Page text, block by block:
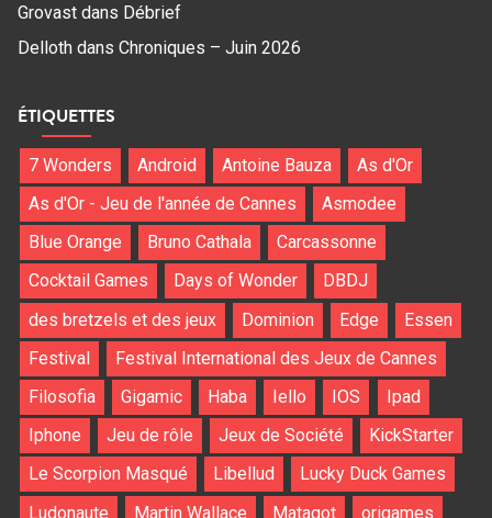
Grovast dans Débrief
Delloth dans Chroniques – Juin 2026
ÉTIQUETTES
7 Wonders Android Antoine Bauza
As d'Or
As d'Or - Jeu de l'année de Cannes
Asmodee
Blue Orange
Bruno Cathala
Carcassonne
Cocktail Games
Days of Wonder
DBDJ
des bretzels et des jeux
Dominion Edge
Essen
Festival
Festival International des Jeux de Cannes
Filosofia
Gigamic Haba Iello IOS
Ipad
Iphone
Jeu de rôle Jeux de Société
KickStarter
Le Scorpion Masqué
Libellud
Lucky Duck Games
Ludonaute
Martin Wallace Matagot origames